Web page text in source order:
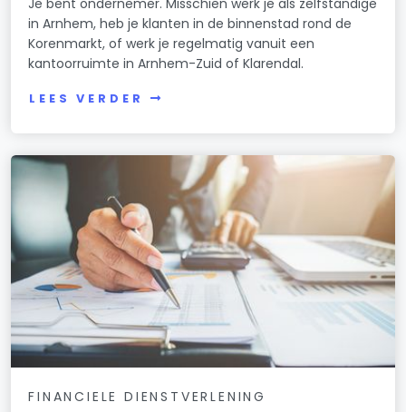
Je bent ondernemer. Misschien werk je als zelfstandige
in Arnhem, heb je klanten in de binnenstad rond de
Korenmarkt, of werk je regelmatig vanuit een
kantoorruimte in Arnhem-Zuid of Klarendal.
LEES VERDER
FINANCIELE DIENSTVERLENING